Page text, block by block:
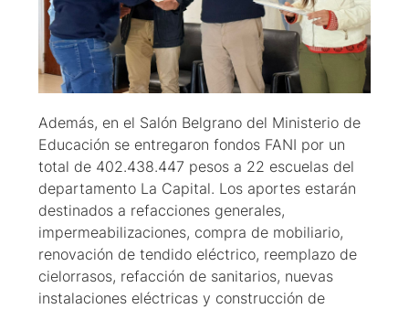
Además, en el Salón Belgrano del Ministerio de
Educación se entregaron fondos FANI por un
total de 402.438.447 pesos a 22 escuelas del
departamento La Capital. Los aportes estarán
destinados a refacciones generales,
impermeabilizaciones, compra de mobiliario,
renovación de tendido eléctrico, reemplazo de
cielorrasos, refacción de sanitarios, nuevas
instalaciones eléctricas y construcción de